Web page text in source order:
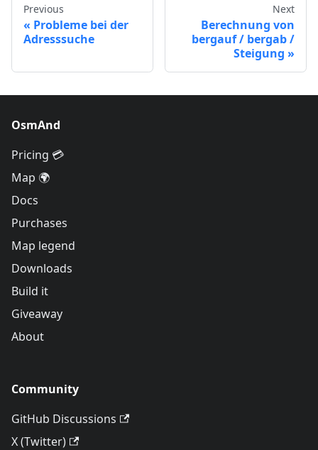
Previous
Probleme bei der
Adresssuche
Next
Berechnung von
bergauf / bergab /
Steigung
OsmAnd
Pricing 💳
Map 🌍
Docs
Purchases
Map legend
Downloads
Build it
Giveaway
About
Community
GitHub Discussions
X (Twitter)